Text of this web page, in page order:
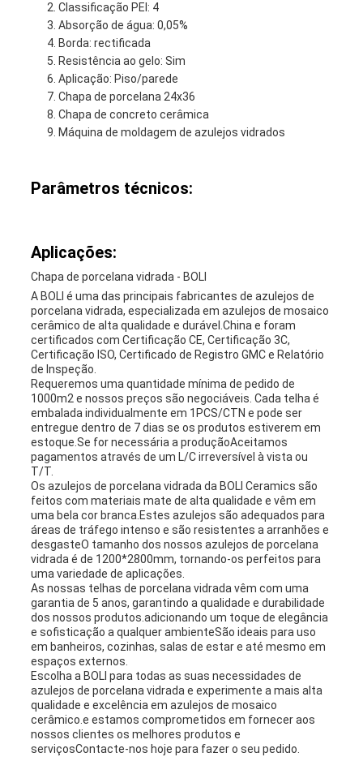
Classificação PEI: 4
Absorção de água: 0,05%
Borda: rectificada
Resistência ao gelo: Sim
Aplicação: Piso/parede
Chapa de porcelana 24x36
Chapa de concreto cerâmica
Máquina de moldagem de azulejos vidrados
Parâmetros técnicos:
Aplicações:
Chapa de porcelana vidrada - BOLI
A BOLI é uma das principais fabricantes de azulejos de
porcelana vidrada, especializada em azulejos de mosaico
cerâmico de alta qualidade e durável.China e foram
certificados com Certificação CE, Certificação 3C,
Certificação ISO, Certificado de Registro GMC e Relatório
de Inspeção.
Requeremos uma quantidade mínima de pedido de
1000m2 e nossos preços são negociáveis. Cada telha é
embalada individualmente em 1PCS/CTN e pode ser
entregue dentro de 7 dias se os produtos estiverem em
estoque.Se for necessária a produçãoAceitamos
pagamentos através de um L/C irreversível à vista ou
T/T.
Os azulejos de porcelana vidrada da BOLI Ceramics são
feitos com materiais mate de alta qualidade e vêm em
uma bela cor branca.Estes azulejos são adequados para
áreas de tráfego intenso e são resistentes a arranhões e
desgasteO tamanho dos nossos azulejos de porcelana
vidrada é de 1200*2800mm, tornando-os perfeitos para
uma variedade de aplicações.
As nossas telhas de porcelana vidrada vêm com uma
garantia de 5 anos, garantindo a qualidade e durabilidade
dos nossos produtos.adicionando um toque de elegância
e sofisticação a qualquer ambienteSão ideais para uso
em banheiros, cozinhas, salas de estar e até mesmo em
espaços externos.
Escolha a BOLI para todas as suas necessidades de
azulejos de porcelana vidrada e experimente a mais alta
qualidade e excelência em azulejos de mosaico
cerâmico.e estamos comprometidos em fornecer aos
nossos clientes os melhores produtos e
serviçosContacte-nos hoje para fazer o seu pedido.